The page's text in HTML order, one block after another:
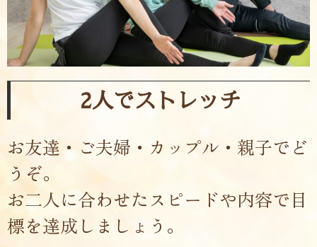
2人でストレッチ
お友達・ご夫婦・カップル・親子でど
うぞ。
お二人に合わせたスピードや内容で目
標を達成しましょう。